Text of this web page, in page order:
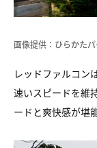
画像提供：ひらかた
レッドファルコン
速いスピードを維
ードと爽快感が堪